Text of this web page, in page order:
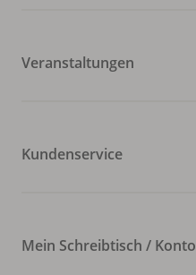
Veranstaltungen
Kundenservice
Mein Schreibtisch / Konto